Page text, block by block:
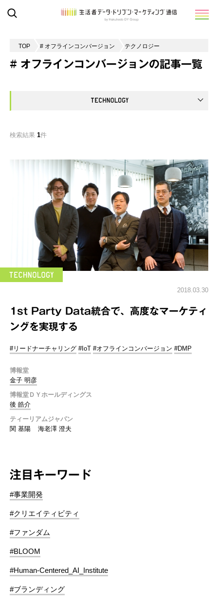
TOP # オフラインコンバージョン テクノロジー
# オフラインコンバージョンの記事一覧
検索結果 1件
2018.03.30
1st Party Data統合で、高度なマーケティ
ングを実現する
#リードナーチャリング #IoT #オフラインコンバージョン #DMP
博報堂
金子 明彦
博報堂ＤＹホールディングス
後 皓介
ティーリアムジャパン
関 基陽
海老澤 澄夫
注目キーワード
#事業開発
#クリエイティビティ
#ファンダム
#BLOOM
#Human-Centered_AI_Institute
#ブランディング